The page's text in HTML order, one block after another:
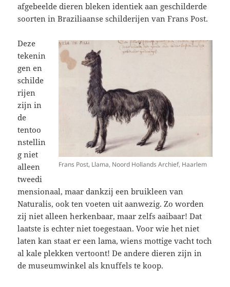
afgebeelde dieren bleken identiek aan geschilderde
soorten in Braziliaanse schilderijen van Frans Post.
Frans Post, Llama, Noord Hollands Archief, Haarlem
Deze
tekenin
gen en
schilde
rijen
zijn in
de
tentoo
nstellin
g niet
alleen
tweedi
mensionaal, maar dankzij een bruikleen van
Naturalis, ook ten voeten uit aanwezig. Zo worden
zij niet alleen herkenbaar, maar zelfs aaibaar! Dat
laatste is echter niet toegestaan. Voor wie het niet
laten kan staat er een lama, wiens mottige vacht toch
al kale plekken vertoont! De andere dieren zijn in
de museumwinkel als knuffels te koop.